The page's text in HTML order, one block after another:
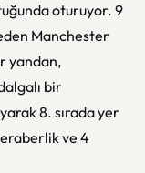
oturuyor. 9
Manchester
yandan,
bir
8. sırada yer
ve 4